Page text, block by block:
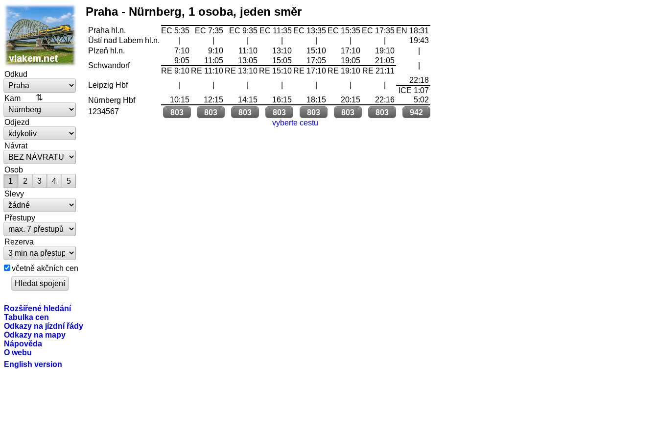
Odkud
Kam
Odjezd
Návrat
Osob
1
2 3 4
5
Slevy
Přestupy
Rezerva
včetně akčních cen
Rozšířené hledání
Tabulka cen
Odkazy na jízdní řády
Odkazy na mapy
Nápověda
O webu
English version
Praha - Nürnberg, 1 osoba, jeden směr
1234567 803 803 803 803 803 803 803
942
vyberte cestu
Praha hl.n. EC 5:35 EC 7:35 EC 9:35 EC 11:35 EC 13:35 EC 15:35 EC 17:35 EN 18:31
Ústí nad Labem hl.n.
19:43
Plzeň hl.n.
7:10 9:10 11:10 13:10 15:10 17:10 19:10
Schwandorf
9:05 11:05 13:05 15:05 17:05 19:05 21:05
RE 9:10 RE 11:10 RE 13:10 RE 15:10 RE 17:10 RE 19:10 RE 21:11
Leipzig Hbf
22:18
ICE 1:07
Nürnberg Hbf
10:15 12:15 14:15 16:15 18:15 20:15 22:16 5:02